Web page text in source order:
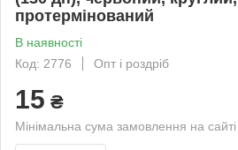
протермінований
В наявності
Код: 2776
Опт і роздріб
15 ₴
Мінімальна сума замовлення на